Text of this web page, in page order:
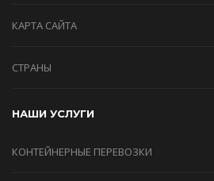
КАРТА САЙТА
СТРАНЫ
НАШИ УСЛУГИ
КОНТЕЙНЕРНЫЕ ПЕРЕВОЗКИ